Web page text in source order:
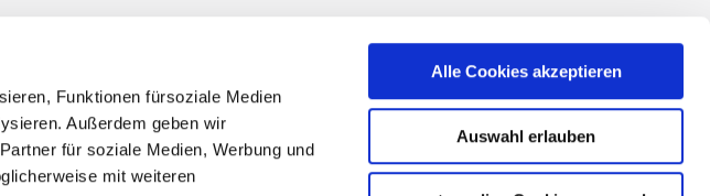
Funktionen fürsoziale Medien
Außerdem geben wir
für soziale Medien, Werbung und
mit weiteren
Alle Cookies akzeptieren
Auswahl erlauben